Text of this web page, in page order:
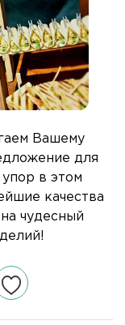
Вашему
для
в этом
качества
чудесный